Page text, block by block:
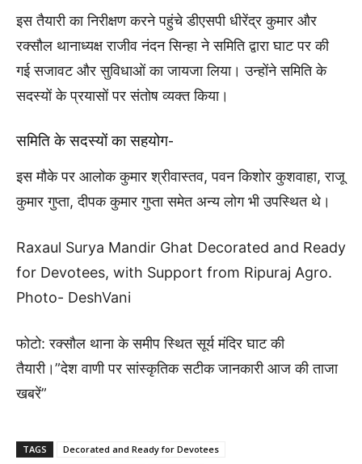
इस तैयारी का निरीक्षण करने पहुंचे डीएसपी धीरेंद्र कुमार और
रक्सौल थानाध्यक्ष राजीव नंदन सिन्हा ने समिति द्वारा घाट पर की
गई सजावट और सुविधाओं का जायजा लिया। उन्होंने समिति के
सदस्यों के प्रयासों पर संतोष व्यक्त किया।
समिति के सदस्यों का सहयोग-
इस मौके पर आलोक कुमार श्रीवास्तव, पवन किशोर कुशवाहा, राजू
कुमार गुप्ता, दीपक कुमार गुप्ता समेत अन्य लोग भी उपस्थित थे।
Raxaul Surya Mandir Ghat Decorated and Ready
for Devotees, with Support from Ripuraj Agro.
Photo- DeshVani
फोटो: रक्सौल थाना के समीप स्थित सूर्य मंदिर घाट की
तैयारी।”देश वाणी पर सांस्कृतिक सटीक जानकारी आज की ताजा
खबरें”
TAGS
Decorated and Ready for Devotees